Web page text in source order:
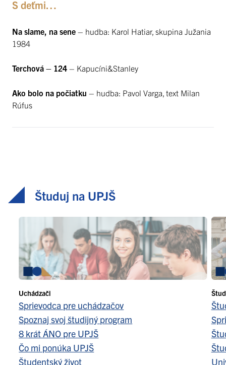
S deťmi…
Na slame, na sene – hudba: Karol Hatiar, skupina Južania
1984
Terchová – 124 – Kapucíni&Stanley
Ako bolo na počiatku – hudba: Pavol Varga, text Milan
Rúfus
Študuj na UPJŠ
Uchádzači
Sprievodca pre uchádzačov
Spoznaj svoj študijný program
8 krát ÁNO pre UPJŠ
Čo mi ponúka UPJŠ
Študentský život